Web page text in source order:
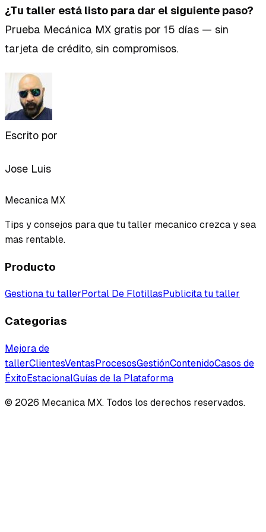
¿Tu taller está listo para dar el siguiente paso?
Prueba Mecánica MX gratis por 15 días — sin
tarjeta de crédito, sin compromisos.
Escrito por
Jose Luis
Mecanica MX
Tips y consejos para que tu taller mecanico crezca y sea
mas rentable.
Producto
Gestiona tu taller Portal De Flotillas Publicita tu taller
Categorias
Mejora de
tallerClientesVentasProcesosGestiónContenidoCasos de
ÉxitoEstacionalGuías de la Plataforma
© 2026 Mecanica MX. Todos los derechos reservados.